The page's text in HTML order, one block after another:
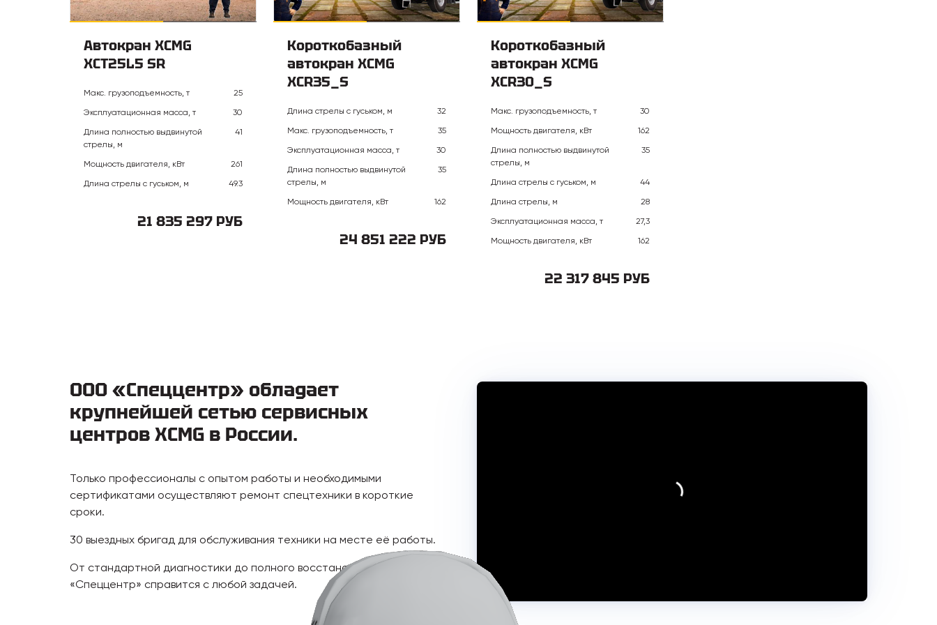
Автокран XCMG
XCT25L5 SR
Макс. грузоподъемность, т
25
Эксплуатационная масса, т
30
Длина полностью выдвинутой
стрелы, м
41
Мощность двигателя, кВт
261
Длина стрелы с гуськом, м
49.3
21 835 297 РУБ
Короткобазный
автокран XCMG
XCR35_S
Длина стрелы с гуськом, м
32
Макс. грузоподъемность, т
35
Эксплуатационная масса, т
30
Длина полностью выдвинутой
стрелы, м
35
Мощность двигателя, кВт 162
24 851 222 РУБ
Короткобазный
автокран XCMG
XCR30_S
Макс. грузоподъемность, т
30
Мощность двигателя, кВт
162
Длина полностью выдвинутой
стрелы, м
35
Длина стрелы с гуськом, м
44
Длина стрелы, м
28
Эксплуатационная масса, т
27,3
Мощность двигателя, кВт
162
22 317 845 РУБ
ООО «Спеццентр» обладает
крупнейшей сетью сервисных
центров XCMG в России.
Только профессионалы с опытом работы и необходимыми
сертификатами осуществляют ремонт спецтехники в короткие
сроки.
30 выездных бригад для обслуживания техники на месте её работы.
От стандартной диагностики до полного восстановления - ООО
«Спеццентр» справится с любой задачей.